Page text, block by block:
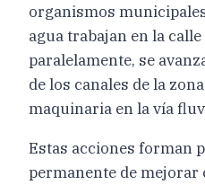
organismos
agua trabajan en la
paralelamente, se
de los canales de la
maquinaria en la vía
Estas acciones forman
permanente de mejorar